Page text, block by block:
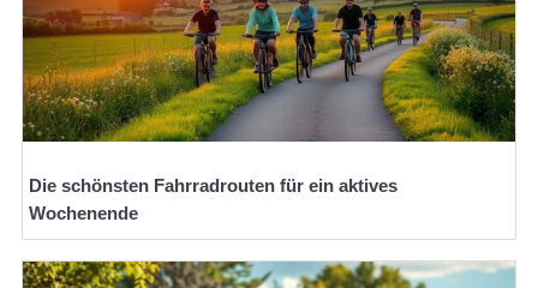
Die schönsten Fahrradrouten für ein aktives
Wochenende